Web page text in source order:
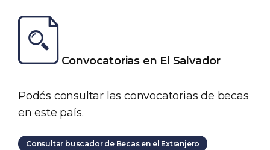
Convocatorias en El Salvador
Podés consultar las convocatorias de becas
en este país.
Consultar buscador de Becas en el Extranjero